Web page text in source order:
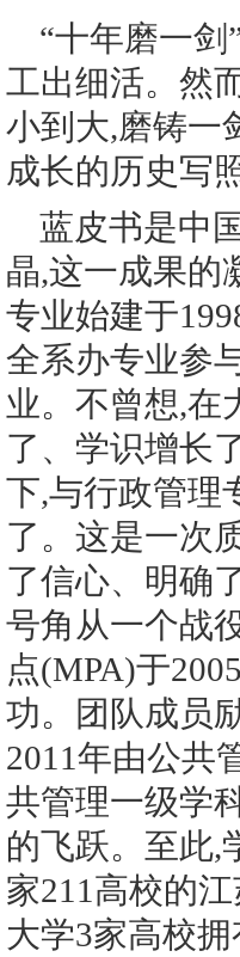
“十年磨一剑
工出细活。然
小到大,磨铸一
成长的历史写
蓝皮书是中
晶,这一成果的
专业始建于
全系办专业参
业。不曾想,在
了、学识增长
下,与行政管理
了。这是一次
了信心、明确
号角从一个战
点(MPA)于
功。团队成员
2011年由公共
共管理一级学
的飞跃。至此,
家211 高校的
大学3家高校